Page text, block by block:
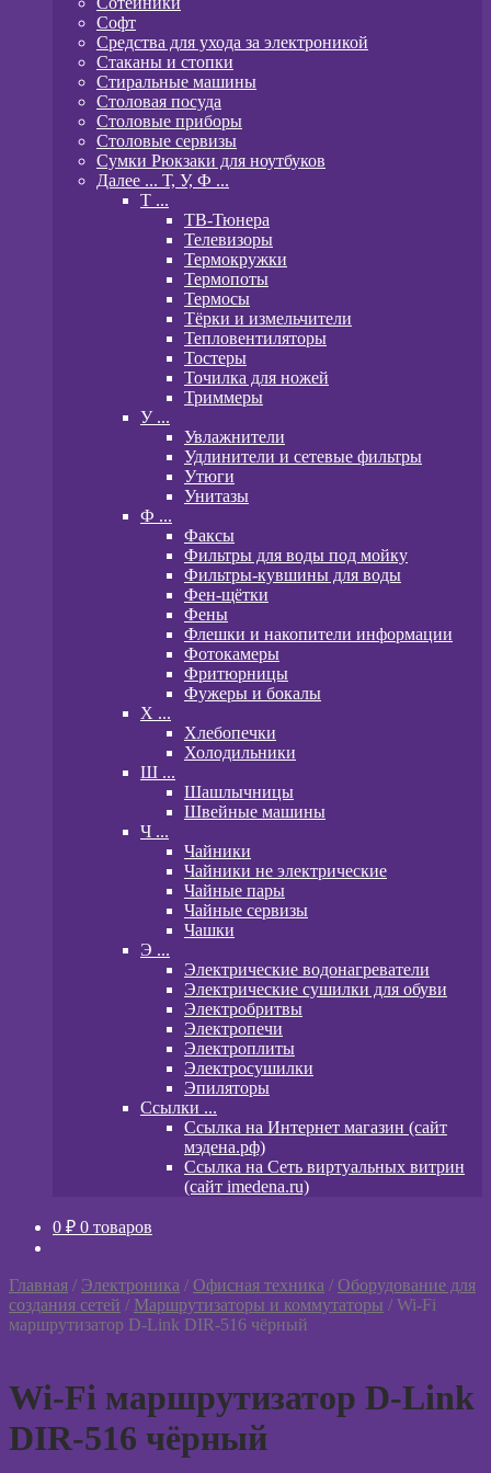
Софт
Средства для ухода за электроникой
Стаканы и стопки
Стиральные машины
Столовая посуда
Столовые приборы
Столовые сервизы
Сумки Рюкзаки для ноутбуков
Далее ... Т, У, Ф ...
T ...
ТВ-Тюнера
Телевизоры
Термокружки
Термопоты
Термосы
Тёрки и измельчители
Тепловентиляторы
Тостеры
Точилка для ножей
Триммеры
У ...
Увлажнители
Удлинители и сетевые фильтры
Утюги
Унитазы
Ф ...
Факсы
Фильтры для воды под мойку
Фильтры-кувшины для воды
Фен-щётки
Фены
Флешки и накопители информации
Фотокамеры
Фритюрницы
Фужеры и бокалы
Х ...
Хлебопечки
Холодильники
Ш ...
Шашлычницы
Швейные машины
Ч ...
Чайники
Чайники не электрические
Чайные пары
Чайные сервизы
Чашки
Э ...
Электрические водонагреватели
Электрические сушилки для обуви
Электробритвы
Электропечи
Электроплиты
Электросушилки
Эпиляторы
Ссылки ...
Ссылка на Интернет магазин (сайт
мэдена.рф)
Ссылка на Сеть виртуальных витрин
(сайт imedena.ru)
0 ₽ 0 товаров
Главная / Электроника / Офисная техника / Оборудование для
создания сетей / Маршрутизаторы и коммутаторы / Wi-Fi
маршрутизатор D-Link DIR-516 чёрный
Wi-Fi маршрутизатор D-Link
DIR-516 чёрный